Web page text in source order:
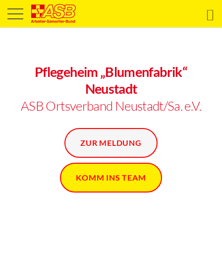
Pflegeheim „Blumenfabrik“
Neustadt
ASB Ortsverband Neustadt/Sa. e.V.
ZUR MELDUNG
KOMM INS TEAM